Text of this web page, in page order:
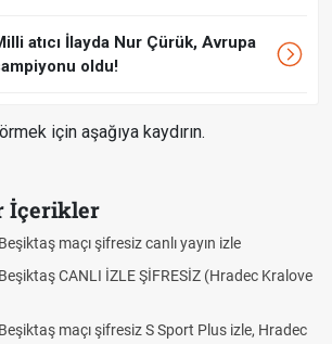
atıcı İlayda Nur Çürük, Avrupa
oldu!
için aşağıya kaydırın.
İçerikler
yayın izle
(Hradec Kralove
Sport Plus izle, Hradec
Hradec Kralove -
Hradec Kralove
Trivela Nedir?